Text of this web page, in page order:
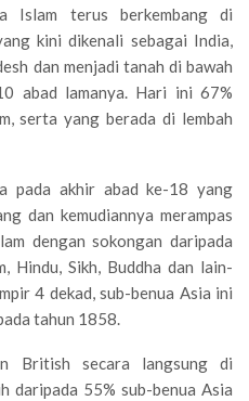
Islam terus berkembang di
kini dikenali sebagai India,
dan menjadi tanah di bawah
abad lamanya. Hari ini 67%
serta yang berada di lembah
pada akhir abad ke-18 yang
dan kemudiannya merampas
dengan sokongan daripada
Hindu, Sikh, Buddha dan lain-
4 dekad, sub-benua Asia ini
tahun 1858.
British secara langsung di
daripada 55% sub-benua Asia